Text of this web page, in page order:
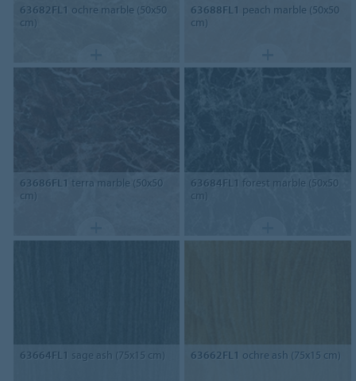
63682FL1 ochre marble (50x50
cm)
63688FL1 peach marble (50x50
cm)
63686FL1 terra marble (50x50
cm)
63684FL1 forest marble (50x50
cm)
63664FL1 sage ash (75x15 cm) 63662FL1 ochre ash (75x15 cm)